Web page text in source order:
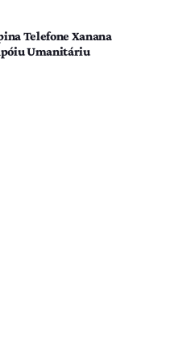
Telefone Xanana
Umanitáriu